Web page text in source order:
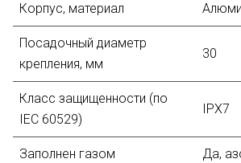
Корпус, материал
Посадочный диаметр
крепления, мм
30
Класс защищенности (по
IEC 60529)
IPX7
Заполнен газом Да,